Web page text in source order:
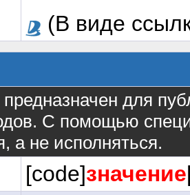
(В виде
предназначен для
С помощью
а не исполняться.
[code]значение